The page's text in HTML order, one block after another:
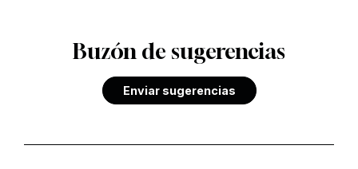
Buzón de sugerencias
Enviar sugerencias